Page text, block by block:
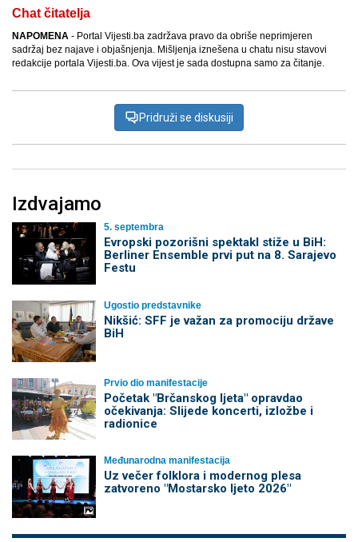
Chat čitatelja
NAPOMENA - Portal Vijesti.ba zadržava pravo da obriše neprimjeren
sadržaj bez najave i objašnjenja. Mišljenja iznešena u chatu nisu stavovi
redakcije portala Vijesti.ba. Ova vijest je sada dostupna samo za čitanje.
Pridruži se diskusiji
Izdvajamo
5. septembra
Evropski pozorišni spektakl stiže u BiH:
Berliner Ensemble prvi put na 8. Sarajevo
Festu
Ugostio predstavnike
Nikšić: SFF je važan za promociju države
BiH
Prvio dio manifestacije
Početak "Brčanskog ljeta" opravdao
očekivanja: Slijede koncerti, izložbe i
radionice
Međunarodna manifestacija
Uz večer folklora i modernog plesa
zatvoreno "Mostarsko ljeto 2026"